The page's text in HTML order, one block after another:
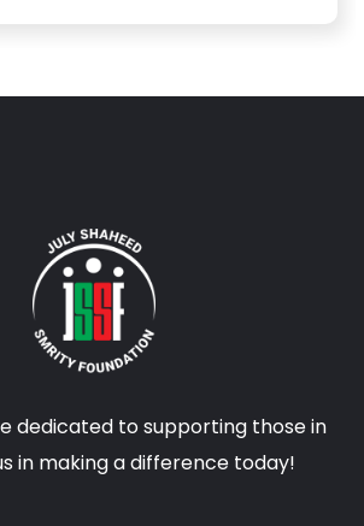
dedicated to supporting those in
in making a difference today!